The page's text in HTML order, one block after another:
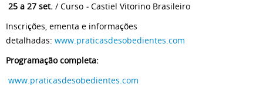
25 a 27 set. / Curso - Castiel Vitorino Brasileiro
Inscrições, ementa e informações
detalhadas: www.praticasdesobedientes.com
Programação completa:
www.praticasdesobedientes.com